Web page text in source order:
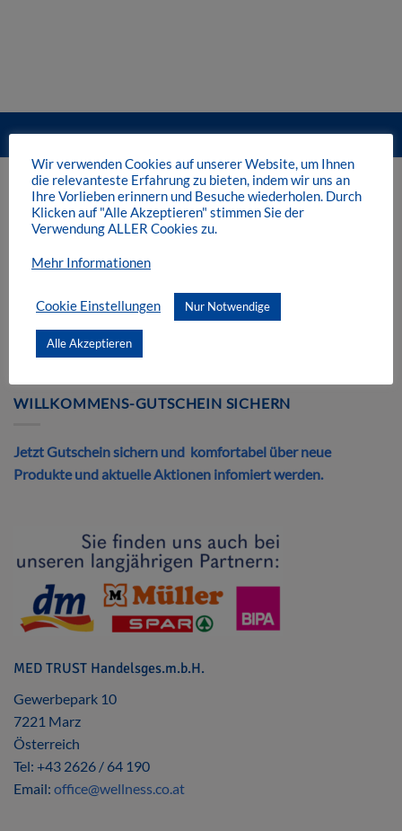
KUNDENSERVICE
Widerrufsrecht
WILLKOMMENS-GUTSCHEIN SICHERN
Jetzt Gutschein sichern und komfortabel über neue
Produkte und aktuelle Aktionen infomiert werden.
MED TRUST Handelsges.m.b.H.
Gewerbepark 10
7221 Marz
Österreich
Tel: +43 2626 / 64 190
Email: office@wellness.co.at
Wir verwenden Cookies auf unserer Website, um Ihnen
die relevanteste Erfahrung zu bieten, indem wir uns an
Ihre Vorlieben erinnern und Besuche wiederholen. Durch
Klicken auf "Alle Akzeptieren" stimmen Sie der
Verwendung ALLER Cookies zu.
Mehr Informationen
Cookie Einstellungen Nur Notwendige
Alle Akzeptieren